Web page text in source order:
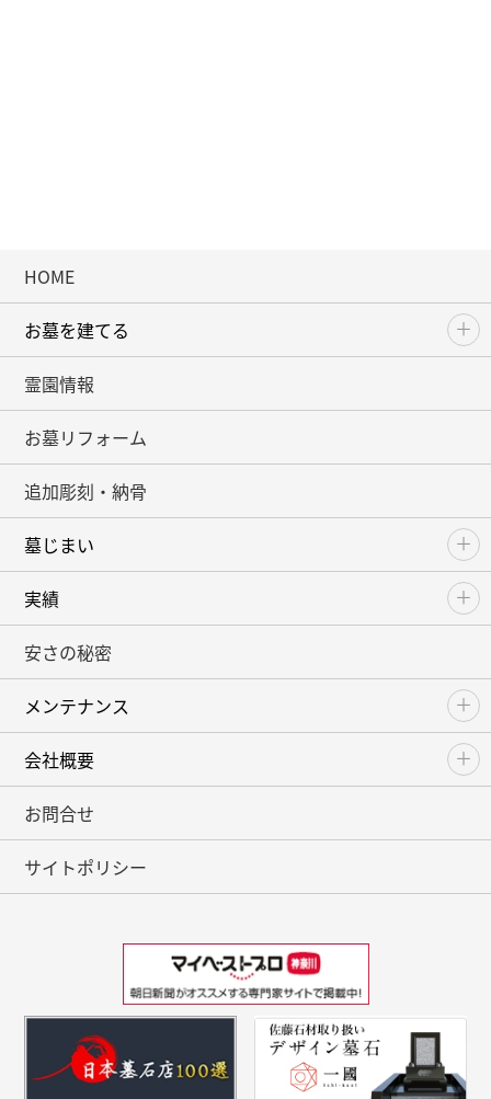
HOME
お墓を建てる
霊園情報
お墓リフォーム
追加彫刻・納骨
墓じまい
実績
安さの秘密
メンテナンス
会社概要
お問合せ
サイトポリシー